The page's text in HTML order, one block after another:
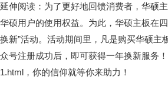
延伸阅读：为了更好地回馈消费者，华硕
华硕用户的使用权益。为此，华硕主板在
换新”活动。活动期间里，凡是购买华硕
众号注册成功后，即可获得一年换新服务
1.html，你的信仰就等你来助力！